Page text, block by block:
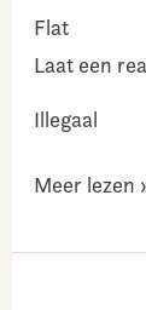
Flat
Laat een
Illegaal
Meer lezen